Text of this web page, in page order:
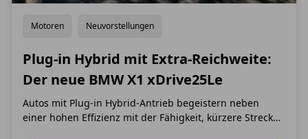
Motoren Neuvorstellungen
Plug-in Hybrid mit Extra-Reichweite:
Der neue BMW X1 xDrive25Le
Autos mit Plug-in Hybrid-Antrieb begeistern neben
einer hohen Effizienz mit der Fähigkeit, kürzere Strecken